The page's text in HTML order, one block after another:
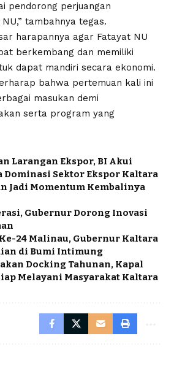
pendorong perjuangan
tambahnya tegas.
harapannya agar Fatayat NU
berkembang dan memiliki
dapat mandiri secara ekonomi.
bahwa pertemuan kali ini
masukan demi
serta program yang
Larangan Ekspor, BI Akui
Dominasi Sektor Ekspor Kaltara
Jadi Momentum Kembalinya
Gubernur Dorong Inovasi
24 Malinau, Gubernur Kaltara
di Bumi Intimung
Docking Tahunan, Kapal
Melayani Masyarakat Kaltara